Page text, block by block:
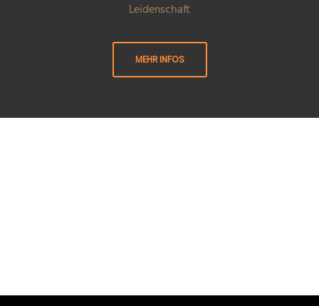
Leidenschaft
MEHR INFOS